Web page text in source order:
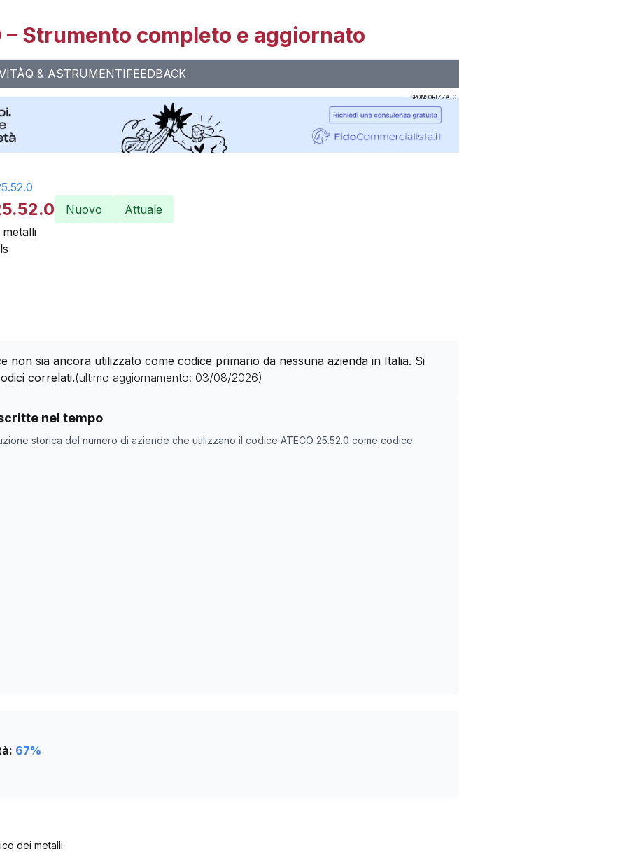
– Strumento completo e aggiornato
Q & ASTRUMENTIFEEDBACK
SPONSORIZZATO
Nuovo Attuale
non sia ancora utilizzato come codice primario da nessuna azienda in Italia. Si
correlati.(ultimo aggiornamento: 03/08/2026)
nel tempo
storica del numero di aziende che utilizzano il codice ATECO 25.52.0 come codice
con codice ATECO
Numero aziende
67%
dei metalli